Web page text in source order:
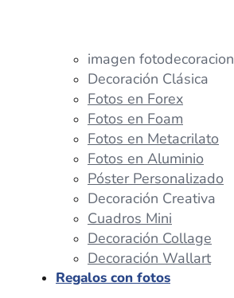
imagen fotodecoracion
Decoración Clásica
Fotos en Forex
Fotos en Foam
Fotos en Metacrilato
Fotos en Aluminio
Póster Personalizado
Decoración Creativa
Cuadros Mini
Decoración Collage
Decoración Wallart
Regalos con fotos